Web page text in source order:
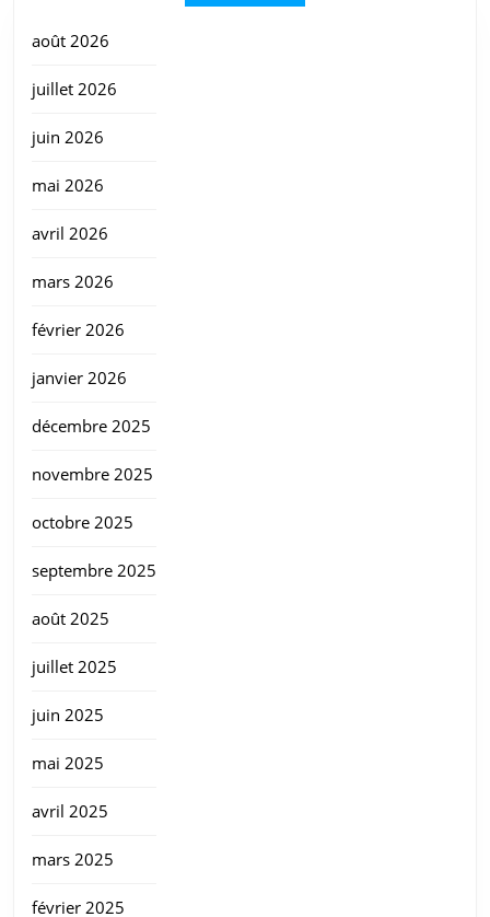
août 2026
juillet 2026
juin 2026
mai 2026
avril 2026
mars 2026
février 2026
janvier 2026
décembre 2025
novembre 2025
octobre 2025
septembre 2025
août 2025
juillet 2025
juin 2025
mai 2025
avril 2025
mars 2025
février 2025